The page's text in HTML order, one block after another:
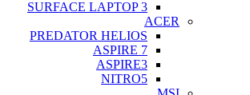
SURFACE LAPTOP 3
ACER
PREDATOR HELIOS
ASPIRE 7
ASPIRE3
NITRO5